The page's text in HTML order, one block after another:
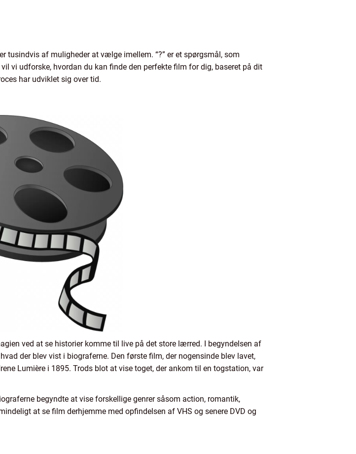
af muligheder at vælge imellem. “?” er et spørgsmål, som
vi udforske, hvordan du kan finde den perfekte film for dig, baseret på dit
har udviklet sig over tid.
ved at se historier komme til live på det store lærred. I begyndelsen af
der blev vist i biograferne. Den første film, der nogensinde blev lavet,
Lumière i 1895. Trods blot at vise toget, der ankom til en togstation, var
begyndte at vise forskellige genrer såsom action, romantik,
at se film derhjemme med opfindelsen af VHS og senere DVD og